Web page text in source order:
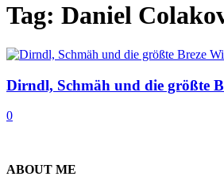
Tag: Daniel
Dirndl, Schmäh und die größte
0
ABOUT ME